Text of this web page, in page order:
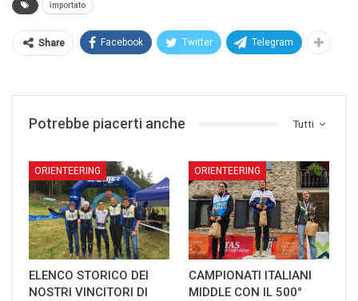
importato
Share Facebook Twitter Telegram
Tutti
Potrebbe piacerti anche
ORIENTEERING
ELENCO STORICO DEI
NOSTRI VINCITORI DI
ORIENTEERING
CAMPIONATI ITALIANI
MIDDLE CON IL 500°